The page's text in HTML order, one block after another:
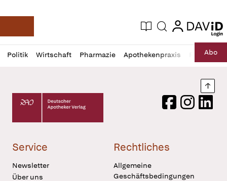
Deutsche Apotheker Zeitung
Aktuelle Ausgabe
Suche login
login
Politik Wirtschaft Pharmazie Apothekenpraxis RechtAbo
Profil
öffnen
Daz
Pur
Deutscher Apotheker Verlag Logo
FacebookInstagram
Service
Newsletter
Über uns
Rechtliches
Allgemeine
Geschäftsbedingungen